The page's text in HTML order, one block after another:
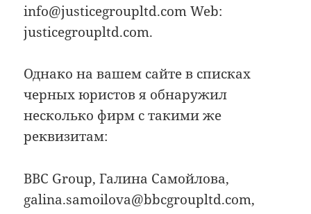
info@justicegroupltd.com Web:
justicegroupltd.com.
Однако на вашем сайте в списках
черных юристов я обнаружил
несколько фирм с такими же
реквизитам:
BBC Group, Галина Самойлова,
galina.samoilova@bbcgroupltd.com,